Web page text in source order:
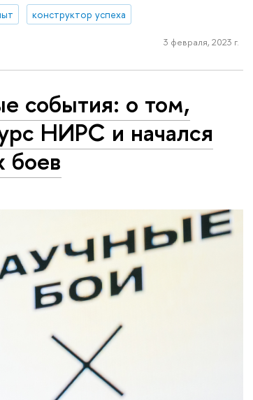
конструктор успеха
3 февраля, 2023 г.
события: о том,
НИРС и начался
боев